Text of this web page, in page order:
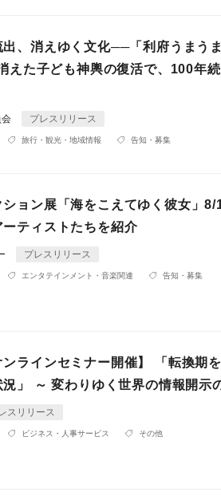
出、消えゆく文化──「利府うまう
えた子ども神輿の復活で、100年
プレスリリース
旅行・観光・地域情報 告知・募集
ョン展「海をこえてゆく彼女」
ティストたちを紹介
プレスリリース
エンタテインメント・音楽関連 告知・募集
ラインセミナー開催】 「転換期
」 ～ 変わりゆく世界の情報開示
スリリース
ビジネス・人事サービス その他